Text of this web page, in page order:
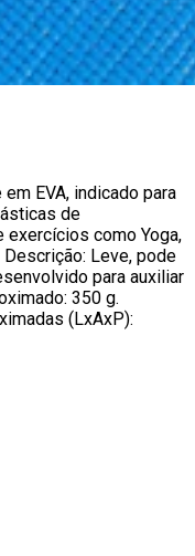
EVA, indicado para
de
exercícios como Yoga,
Leve, pode
para auxiliar
350 g.
(LxAxP):